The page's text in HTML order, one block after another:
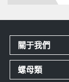
關于我們
螺母類